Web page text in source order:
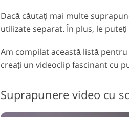
Dacă căutați mai multe
utilizate separat. În plus, le
Am compilat această listă
creați un videoclip fascinant cu